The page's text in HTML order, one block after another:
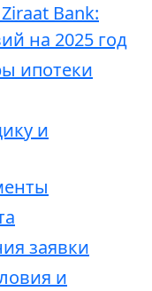
Bank:
на 2025 год
ипотеки
и
заявки
и